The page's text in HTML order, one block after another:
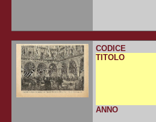
CODICE
TITOLO
ANNO